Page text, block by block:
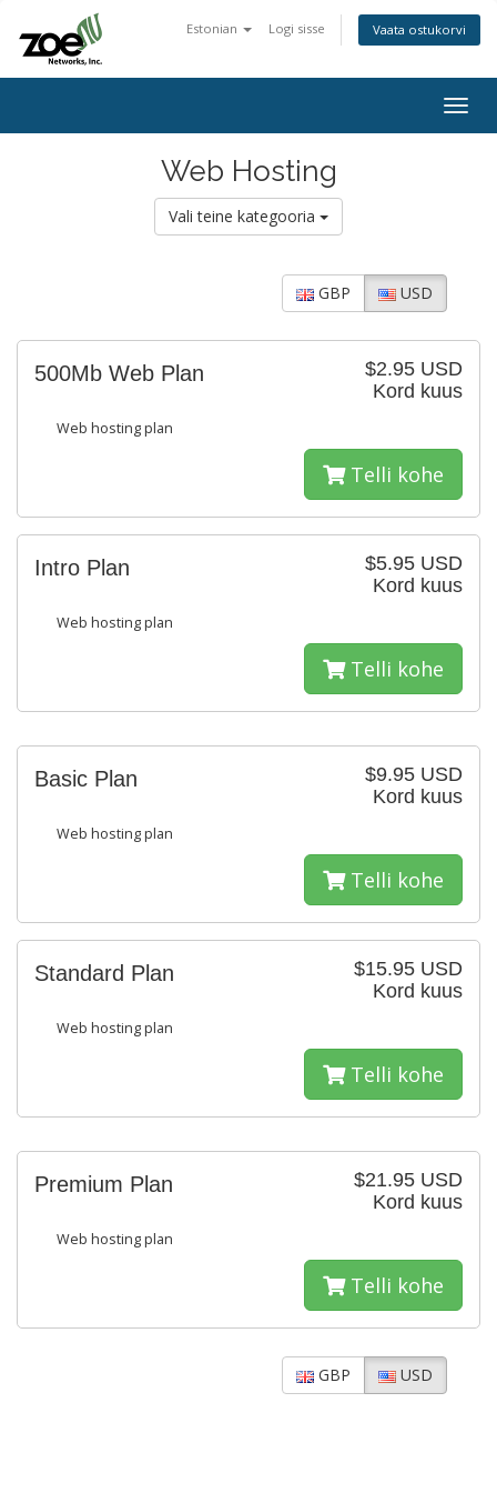
Estonian Logi sisse Vaata ostukorvi
Web Hosting
Vali teine kategooria
GBP USD
$2.95 USD
Kord kuus
500Mb Web Plan
Web hosting plan
Telli kohe
$5.95 USD
Kord kuus
Intro Plan
Web hosting plan
Telli kohe
$9.95 USD
Kord kuus
Basic Plan
Web hosting plan
Telli kohe
$15.95 USD
Kord kuus
Standard Plan
Web hosting plan
Telli kohe
$21.95 USD
Kord kuus
Premium Plan
Web hosting plan
Telli kohe
GBP USD